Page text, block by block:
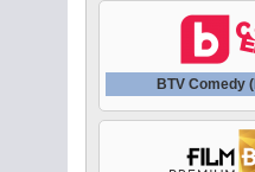
BTV Comedy